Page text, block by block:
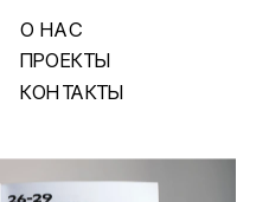
О НАС
ПРОЕКТЫ
КОНТАКТЫ